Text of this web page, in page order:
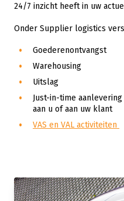
24/7 inzicht heeft in uw
Onder Supplier logistics
Goederenontvangst
Warehousing
Uitslag
Just-in-time
aan u of aan uw klant
VAS en VAL activiteiten